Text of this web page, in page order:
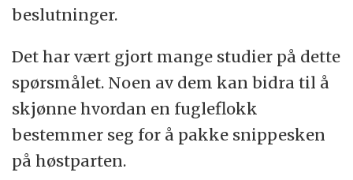
beslutninger.
Det har vært gjort mange studier på dette
spørsmålet. Noen av dem kan bidra til å
skjønne hvordan en fugleflokk
bestemmer seg for å pakke snippesken
på høstparten.